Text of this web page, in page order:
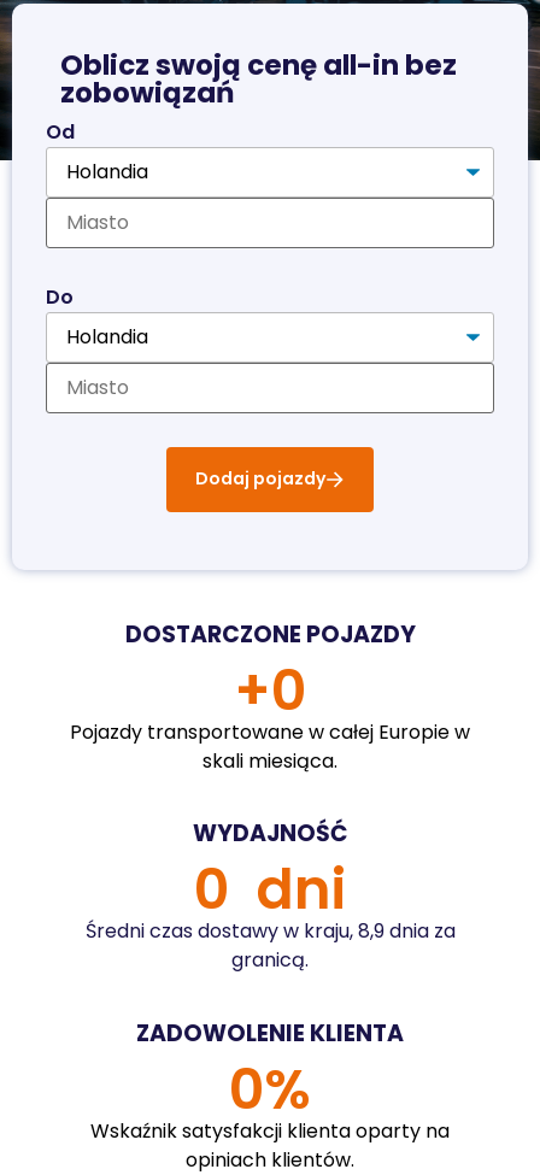
Oblicz swoją cenę all-in bez
zobowiązań
Od
Do
Dodaj pojazdy
DOSTARCZONE POJAZDY
+0
Pojazdy transportowane w całej Europie w
skali miesiąca.
WYDAJNOŚĆ
0
  dni
Średni czas dostawy w kraju, 8,9 dnia za
granicą.
ZADOWOLENIE KLIENTA
0%
Wskaźnik satysfakcji klienta oparty na
opiniach klientów.